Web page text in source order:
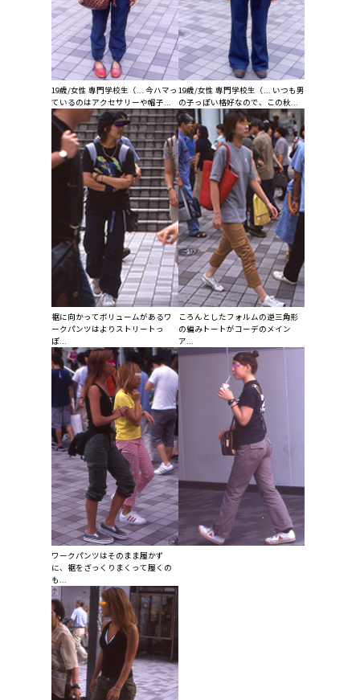
19歳/女性 専門学校生（... 今ハマっ
ているのはアクセサリーや帽子...
19歳/女性 専門学校生（... いつも男
の子っぽい格好なので、この秋...
裾に向かってボリュームがあるワ
ークパンツはよりストリートっ
ぽ...
ころんとしたフォルムの逆三角形
の編みトートがコーデのメイン
ア...
ワークパンツはそのまま履かず
に、裾をざっくりまくって履くの
も...